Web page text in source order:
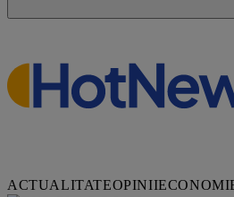
ACTUALITATEOPINII